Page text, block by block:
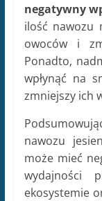
negatywny
ilość nawozu
owoców i
Ponadto,
wpłynąć na
zmniejszy ich
nawozu
może mieć
wydajności
ekosystemie